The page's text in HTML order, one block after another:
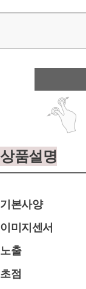
상품설명
기본사양
이미지센서
노출
초점